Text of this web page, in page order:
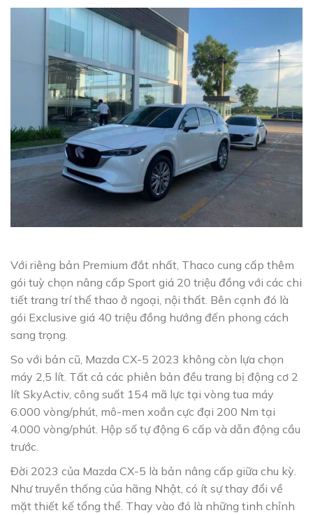
Với riêng bản Premium đắt nhất, Thaco cung cấp thêm
gói tuỳ chọn nâng cấp Sport giá 20 triệu đồng với các chi
tiết trang trí thể thao ở ngoại, nội thất. Bên cạnh đó là
gói Exclusive giá 40 triệu đồng hướng đến phong cách
sang trọng.
So với bản cũ, Mazda CX-5 2023 không còn lựa chọn
máy 2,5 lít. Tất cả các phiên bản đều trang bị động cơ 2
lít SkyActiv, công suất 154 mã lực tại vòng tua máy
6.000 vòng/phút, mô-men xoắn cực đại 200 Nm tại
4.000 vòng/phút. Hộp số tự động 6 cấp và dẫn động cầu
trước.
Đời 2023 của Mazda CX-5 là bản nâng cấp giữa chu kỳ.
Như truyền thống của hãng Nhật, có ít sự thay đổi về
mặt thiết kế tổng thể. Thay vào đó là những tinh chỉnh